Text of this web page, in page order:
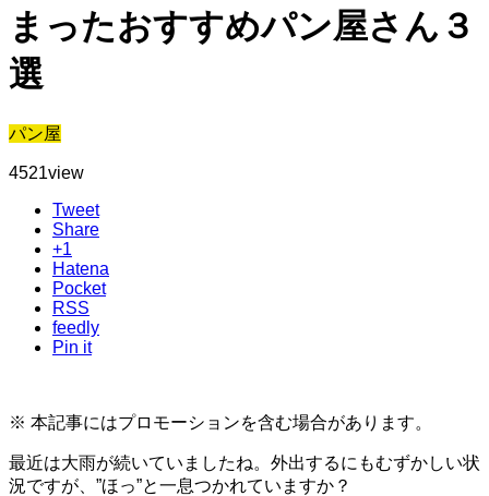
まったおすすめパン屋さん３
選
パン屋
4521view
Tweet
Share
+1
Hatena
Pocket
RSS
feedly
Pin it
※ 本記事にはプロモーションを含む場合があります。
最近は大雨が続いていましたね。外出するにもむずかしい状
況ですが、”ほっ”と一息つかれていますか？